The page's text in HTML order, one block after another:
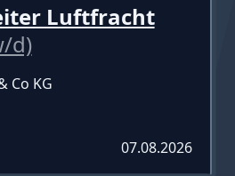
Luftfracht
d)
Co KG
07.08.2026